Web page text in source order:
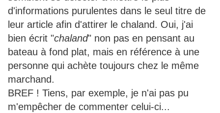
d'informations purulentes dans le seul titre de
leur article afin d'attirer le chaland. Oui, j'ai
bien écrit "chaland" non pas en pensant au
bateau à fond plat, mais en référence à une
personne qui achète toujours chez le même
marchand.
BREF ! Tiens, par exemple, je n'ai pas pu
m'empêcher de commenter celui-ci...